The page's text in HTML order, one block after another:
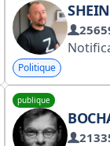
Notification RKN n° 039307 https://knd.gov.ru/
Politique
publique